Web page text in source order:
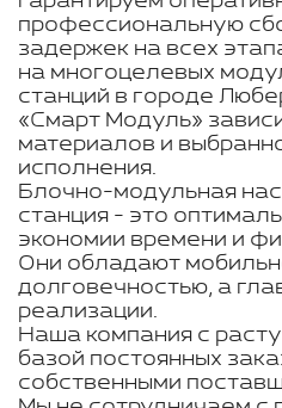
профессиональную
задержек на всех
на многоцелевых
станций в городе
«Смарт Модуль»
материалов и
исполнения.
Блочно-модульная
станция - это
экономии времени и
Они обладают
долговечностью, а
реализации.
Наша компания с
базой постоянных
собственными